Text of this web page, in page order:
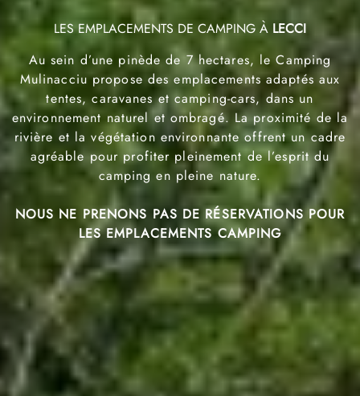
RESTAURANT
PISCINE & LOISIRS
RÉGION
TARIFS
FAQ
GALERIE
CONTACT
RÉSERVER
LES EMPLACEMENTS DE CAMPING À LECCI
Au sein d’une pinède de 7 hectares, le Camping
Mulinacciu propose des emplacements adaptés aux
tentes, caravanes et camping-cars, dans un
environnement naturel et ombragé. La proximité de la
rivière et la végétation environnante offrent un cadre
agréable pour profiter pleinement de l’esprit du
camping en pleine nature.
NOUS NE PRENONS PAS DE RÉSERVATIONS POUR
LES EMPLACEMENTS CAMPING